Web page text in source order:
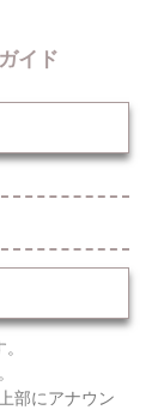
イド
部にアナウン